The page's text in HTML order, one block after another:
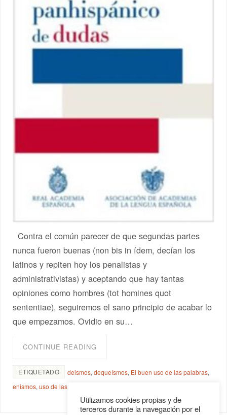
Contra el común parecer de que segundas partes
nunca fueron buenas (non bis in ídem, decían los
latinos y repiten hoy los penalistas y
administrativistas) y aceptando que hay tantas
opiniones como hombres (tot homines quot
sententiae), seguiremos el sano principio de acabar lo
que empezamos. Ovidio en su…
CONTINUE READING
ETIQUETADO deismos,dequeísmos, El buen uso de las palabras,
enismos,uso de las preposiciones
Utilizamos cookies propias y de
terceros durante la navegación por el